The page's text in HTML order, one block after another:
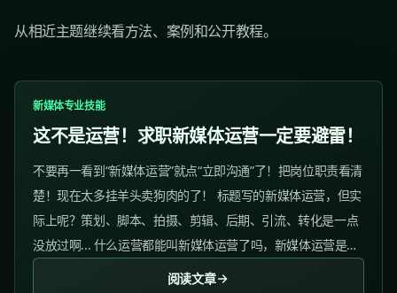
从相近主题继续看方法、案例和公开教程。
新媒体专业技能
这不是运营！求职新媒体运营一定要避雷！
不要再一看到“新媒体运营”就点“立即沟通”了！把岗位职责看清
楚！现在太多挂羊头卖狗肉的了！ 标题写的新媒体运营，但实
际上呢？策划、脚本、拍摄、剪辑、后期、引流、转化是一点
没放过啊... 什么运营都能叫新媒体运营了吗，新媒体运营是运
营界大王吗？啥都要管！...
阅读文章